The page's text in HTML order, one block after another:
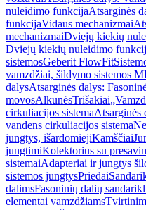
nuleidimo funkcijaAtsarginės
funkcijaVidaus mechanizmai
mechanizmaiDviejų kiekių
Dviejų kiekių nuleidimo
sistemosGeberit FlowFit
vamzdžiai, šildymo sistemos
dalysAtsarginės dalys:
movosAlkūnėsTrišakiai
cirkuliacijos sistemaAtsarginės
vandens cirkuliacijos sistema
jungtys, išardomiejiKamščiai
jungtimiKolektorius su
sistemaiAdapteriai ir jungtys
sistemos jungtysPriedai
dalimsFasoninių dalių
elementai vamzdžiams